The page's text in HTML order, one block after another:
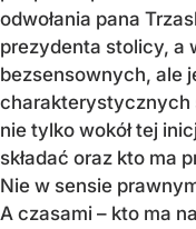
odwołania pana
prezydenta stolicy, a
bezsensownych, ale
charakterystycznych
nie tylko wokół tej
składać oraz kto ma
Nie w sensie
A czasami – kto ma